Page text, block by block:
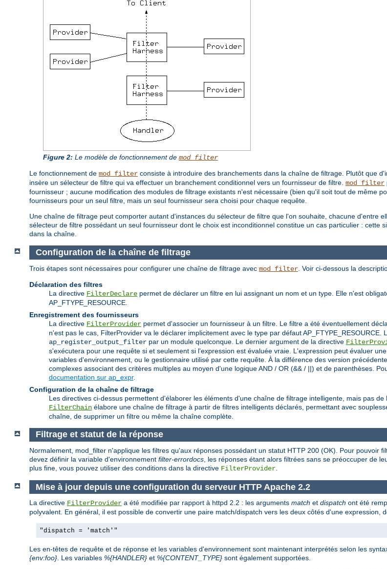
Figure 2: Le modèle de fonctionnement de mod_filter
Le fonctionnement de mod_filter consiste à introduire des branchements dans la chaîne de filtrage. Plutôt que
insère un sélecteur de filtre qui va effectuer un branchement conditionnel vers un fournisseur de filtre. mod_filter
fournisseur ; aucune modification des modules de filtrage existants n'est nécessaire (bien qu'il soit tout de même
fournisseurs pour un seul filtre, mais un seul fournisseur sera choisi pour chaque requête.
Une chaîne de filtrage peut comporter autant d'instances du sélecteur de filtre que l'on souhaite, chacune d'entre
sélecteur de filtre possédant un seul fournisseur dont le choix est inconditionnel constitue un cas particulier : cette
dans la chaîne.
Configuration de la chaîne de filtrage
Trois étapes sont nécessaires pour configurer une chaîne de filtrage avec mod_filter . Voir ci-dessous la
Déclaration des filtres
La directive FilterDeclare permet de déclarer un filtre en lui assignant un nom et un type. Elle n'est
AP_FTYPE_RESOURCE.
Enregistrement des fournisseurs
La directive FilterProvider permet d'associer un fournisseur à un filtre. Le filtre a été éventuellement
n'est pas le cas, FilterProvider va le déclarer implicitement avec le type par défaut
ap_register_output_filter par un module quelconque. Le dernier argument de la directive
s'exécutera pour une requête si et seulement si l'expression est évaluée vraie. L'expression peut évaluer
variables d'environnement, ou le gestionnaire utilisé par cette requête. À la différence des version
complexes associant des critères multiples au moyen d'une logique AND / OR (&& / ||) et de parenthèses.
documentation sur ap_expr.
Configuration de la chaîne de filtrage
Les directives ci-dessus permettent d'élaborer les éléments d'une chaîne de filtrage intelligente, mais pas
FilterChain élabore une chaîne de filtrage à partir de filtres intelligents déclarés, permettant avec
chaîne, de supprimer un filtre ou même la chaîne complète.
Filtrage et statut de la réponse
Normalement, mod_filter n'applique les filtres qu'aux réponses possédant un statut HTTP 200 (OK). Pour pouvoir
devez définir la variable d'environnement filter-errordocs , les réponses étant alors filtrées sans se préoccuper de
plus fine, vous pouvez utiliser des conditions dans la directive FilterProvider
Mise à jour depuis une configuration du serveur HTTP Apache 2.2
La directive FilterProvider a été modifiée par rapport à httpd 2.2 : les arguments match et dispatch ont été
polyvalent. En général, il est possible de convertir une paire match/dispatch vers les deux côtés d'une expression,
"dispatch = 'match'"
Les en-têtes de requête et de réponse et les variables d'environnement sont maintenant interprétés selon les
{env:foo}. Les variables %{HANDLER} et %{CONTENT_TYPE} sont également supportées.